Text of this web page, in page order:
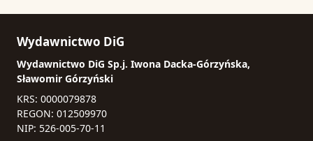
Wydawnictwo DiG
Wydawnictwo DiG Sp.j. Iwona Dacka-Górzyńska,
Sławomir Górzyński
KRS: 0000079878
REGON: 012509970
NIP: 526-005-70-11